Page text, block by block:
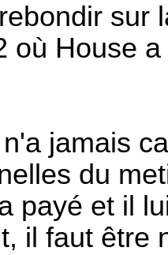
sur
où House
jamais
du
payé et il
il faut être